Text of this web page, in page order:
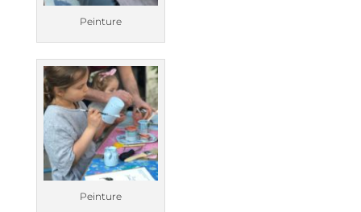
Peinture
Peinture